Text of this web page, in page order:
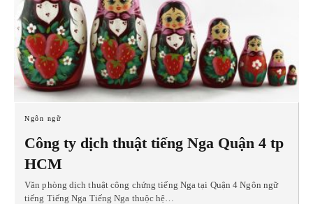
Ngôn ngữ
Công ty dịch thuật tiếng Nga Quận 4 tp
HCM
Văn phòng dịch thuật công chứng tiếng Nga tại Quận 4 Ngôn ngữ
tiếng Tiếng Nga Tiếng Nga thuộc hệ…